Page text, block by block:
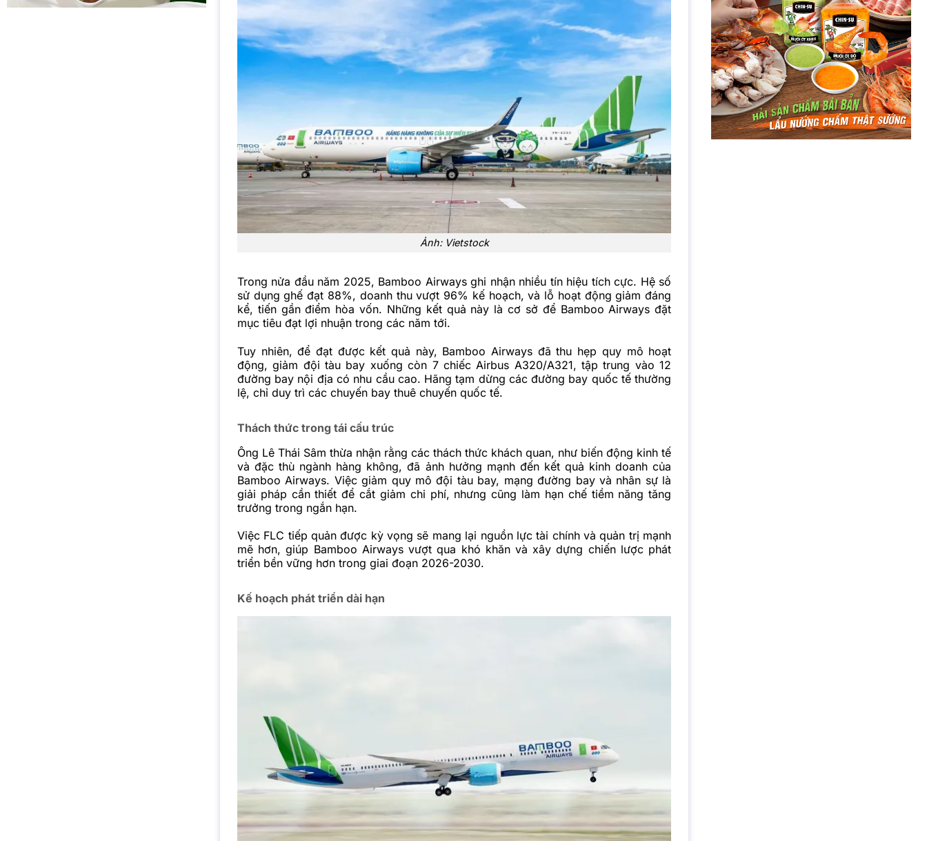
Ảnh: Vietstock
Trong nửa đầu năm 2025, Bamboo Airways ghi nhận nhiều tín hiệu tích cực. Hệ số
sử dụng ghế đạt 88%, doanh thuvượt 96% kế hoạch, và lỗ hoạt động giảm đáng
kể, tiến gần điểm hòa vốn. Những kết quả này là cơ sở để Bamboo Airways đặt
mục tiêu đạt lợi nhuận trong các năm tới.
Tuy nhiên, để đạt được kết quả này, Bamboo Airways đã thu hẹp quy mô hoạt
động, giảm đội tàu bay xuống còn 7 chiếc Airbus A320/A321, tập trung vào 12
đường bay nội địa có nhu cầu cao. Hãng tạm dừng các đường bay quốc tế thường
lệ, chỉ duy trì các chuyến bay thuê chuyến quốc tế.
Thách thức trong tái cấu trúc
Ông Lê Thái Sâm thừa nhận rằng các thách thức khách quan, như biến động kinh tế
và đặc thù ngành hàng không, đã ảnh hưởng mạnh đến kết quả kinh doanh của
Bamboo Airways. Việc giảm quy mô đội tàu bay, mạng đường bay và nhân sự là
giải pháp cần thiết để cắt giảm chi phí, nhưng cũng làm hạn chế tiềm năng tăng
trưởng trong ngắn hạn.
Việc FLC tiếp quản được kỳ vọng sẽ mang lại nguồn lực tài chính và quản trị mạnh
mẽ hơn, giúp Bamboo Airways vượt qua khó khăn và xây dựng chiến lược phát
triển bền vững hơn trong giai đoạn 2026-2030.
Kế hoạch phát triển dài hạn